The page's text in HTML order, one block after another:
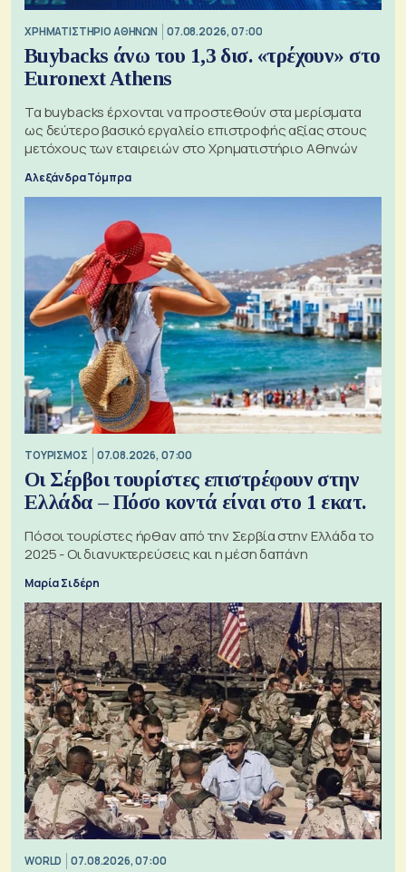
XΡΗΜΑΤΙΣΤΗΡΙΟ ΑΘΗΝΩΝ 07.08.2026, 07:00
Buybacks άνω του 1,3 δισ. «τρέχουν» στο
Euronext Athens
Τα buybacks έρχονται να προστεθούν στα μερίσματα
ως δεύτερο βασικό εργαλείο επιστροφής αξίας στους
μετόχους των εταιρειών στο Χρηματιστήριο Αθηνών
Αλεξάνδρα Τόμπρα
ΤΟΥΡΙΣΜΟΣ 07.08.2026, 07:00
Οι Σέρβοι τουρίστες επιστρέφουν στην
Ελλάδα – Πόσο κοντά είναι στο 1 εκατ.
Πόσοι τουρίστες ήρθαν από την Σερβία στην Ελλάδα το
2025 - Οι διανυκτερεύσεις και η μέση δαπάνη
Μαρία Σιδέρη
WORLD 07.08.2026, 07:00